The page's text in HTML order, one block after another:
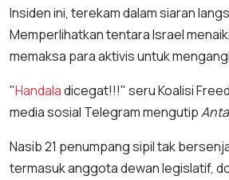
Insiden ini, terekam dalam siaran
Memperlihatkan tentara Israel
memaksa para aktivis untuk
"Handaladicegat!!!" seru Koalisi
media sosial Telegram mengutip
Nasib 21 penumpang sipil tak
termasuk anggota dewan legislatif,